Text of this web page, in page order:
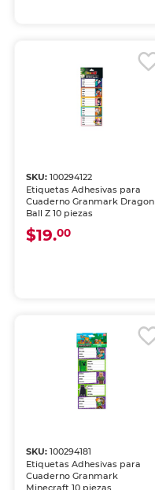
SKU:100294122
Etiquetas Adhesivas para
Cuaderno Granmark Dragon
Ball Z 10 piezas
$19.00
SKU:100294181
Etiquetas Adhesivas para
Cuaderno Granmark
Minecraft 10 piezas